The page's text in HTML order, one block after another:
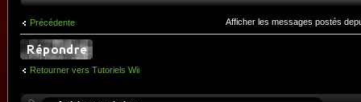
Précédente Afficher les messages postés
Retourner vers Tutoriels Wii